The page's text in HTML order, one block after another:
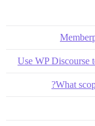
Use WP Discourse
What